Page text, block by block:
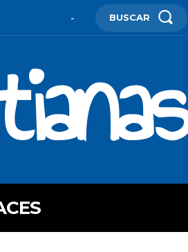
- BUSCAR